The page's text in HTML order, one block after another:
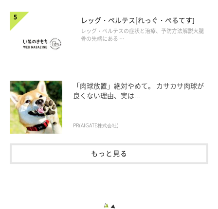
レッグ・ペルテス[れっぐ・ぺるてす]
レッグ・ペルテスの症状と治療、予防方法解説大腿
骨の先端にある …
「肉球放置」絶対やめて。 カサカサ肉球が
良くない理由、実は...
PR(AIGATE株式会社)
もっと見る